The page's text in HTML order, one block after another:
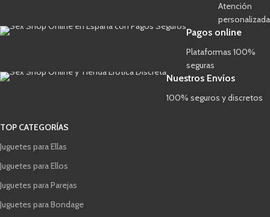
Atención
personalizada
Pagos online
Plataformas 100%
seguras
Nuestros Envíos
100% seguros y discretos
TOP CATEGORÍAS
Juguetes para Ellas
Juguetes para Ellos
Juguetes para Parejas
Juguetes para Bondage